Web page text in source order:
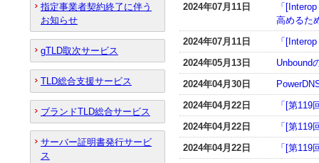
2024年07月11日
「
高めるた
2024年07月11日
「
2024年05月13日
Unbound
2024年04月30日
2024年04月22日
「[第
2024年04月22日
「[第
2024年04月22日
「[第
指定事業者契約終了に伴う
お知らせ
gTLD取次サービス
TLD総合支援サービス
ブランドTLD総合サービス
サーバー証明書発行サービ
ス